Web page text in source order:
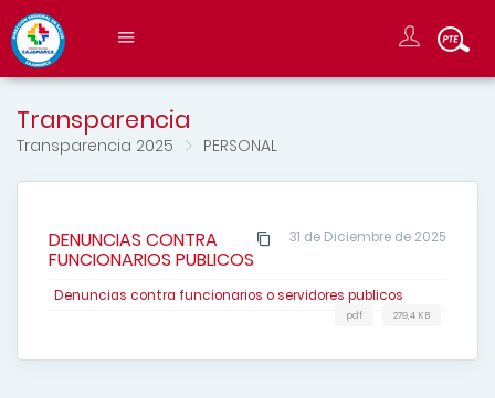
Transparencia
Transparencia 2025 PERSONAL
31 de Diciembre de 2025
DENUNCIAS CONTRA
FUNCIONARIOS PUBLICOS
Denuncias contra funcionarios o servidores publicos
279,4 KB
pdf